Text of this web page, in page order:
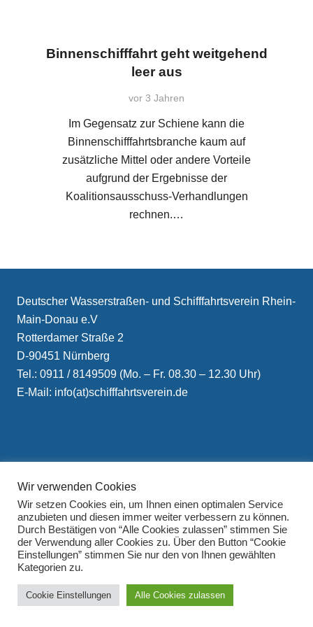
Binnenschifffahrt geht weitgehend
leer aus
vor 3 Jahren
Im Gegensatz zur Schiene kann die
Binnenschifffahrtsbranche kaum auf
zusätzliche Mittel oder andere Vorteile
aufgrund der Ergebnisse der
Koalitionsausschuss-Verhandlungen
rechnen.…
Deutscher Wasserstraßen- und Schifffahrtsverein Rhein-
Main-Donau e.V
Rotterdamer Straße 2
D-90451 Nürnberg
Tel.: 0911 / 8149509 (Mo. – Fr. 08.30 – 12.30 Uhr)
E-Mail: info(at)schifffahrtsverein.de
Impressum
Datenschutzerklärung
Wir verwenden Cookies
Wir setzen Cookies ein, um Ihnen einen optimalen Service
anzubieten und diesen immer weiter verbessern zu können.
Durch Bestätigen von “Alle Cookies zulassen” stimmen Sie
der Verwendung aller Cookies zu. Über den Button “Cookie
Einstellungen” stimmen Sie nur den von Ihnen gewählten
Kategorien zu.
Cookie Einstellungen Alle Cookies zulassen